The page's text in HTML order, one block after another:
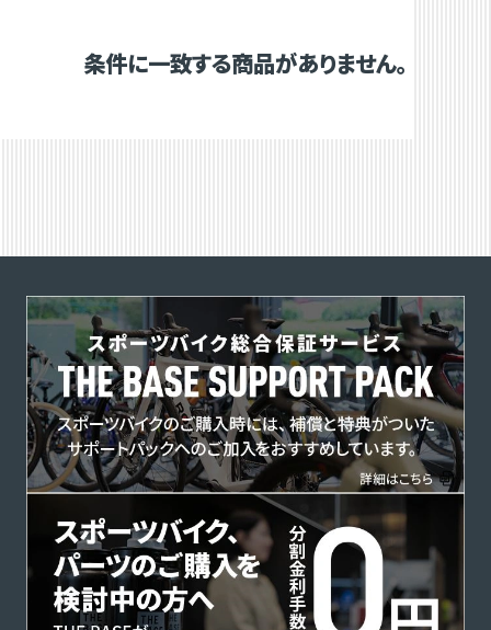
条件に一致する商品がありません。